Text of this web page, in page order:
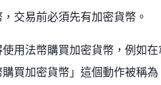
交易前必須先有加密貨幣。
用法幣購買加密貨幣，例如在
買加密貨幣」這個動作被稱為